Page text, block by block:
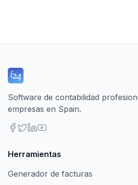
Software de contabilidad
empresas en Spain.
Herramientas
Generador de facturas